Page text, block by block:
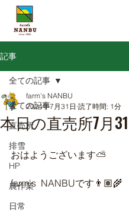
記事
全ての記事
直売所
排雪
HP
農作業
日常
全ての記事
本日の直売所7月
farm's NANBU
2024年7月31日 読了時間: 1分
おはようございます⛅️
farm's  NANBUです👨🏽‍🌾